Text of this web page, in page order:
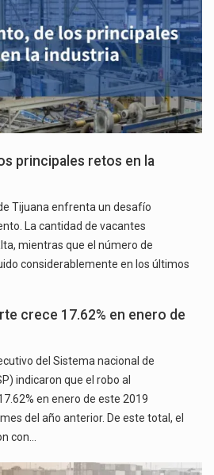
principales retos en la
Tijuana enfrenta un desafío
La cantidad de vacantes
mientras que el número de
considerablemente en los últimos
crece 17.62% en enero de
del Sistema nacional de
indicaron que el robo al
en enero de este 2019
del año anterior. De este total, el
con…